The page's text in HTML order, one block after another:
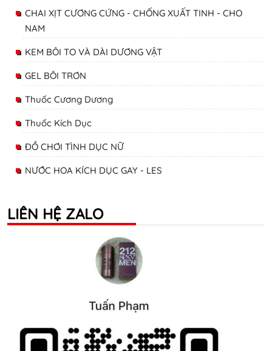
CHAI XỊT CƯƠNG CỨNG - CHỐNG XUẤT TINH - CHO
NAM
KEM BÔI TO VÀ DÀI DƯƠNG VẬT
GEL BÔI TRƠN
Thuốc Cương Dương
Thuốc Kích Dục
ĐỒ CHƠI TÌNH DỤC NỮ
NƯỚC HOA KÍCH DỤC GAY - LES
LIÊN HỆ ZALO